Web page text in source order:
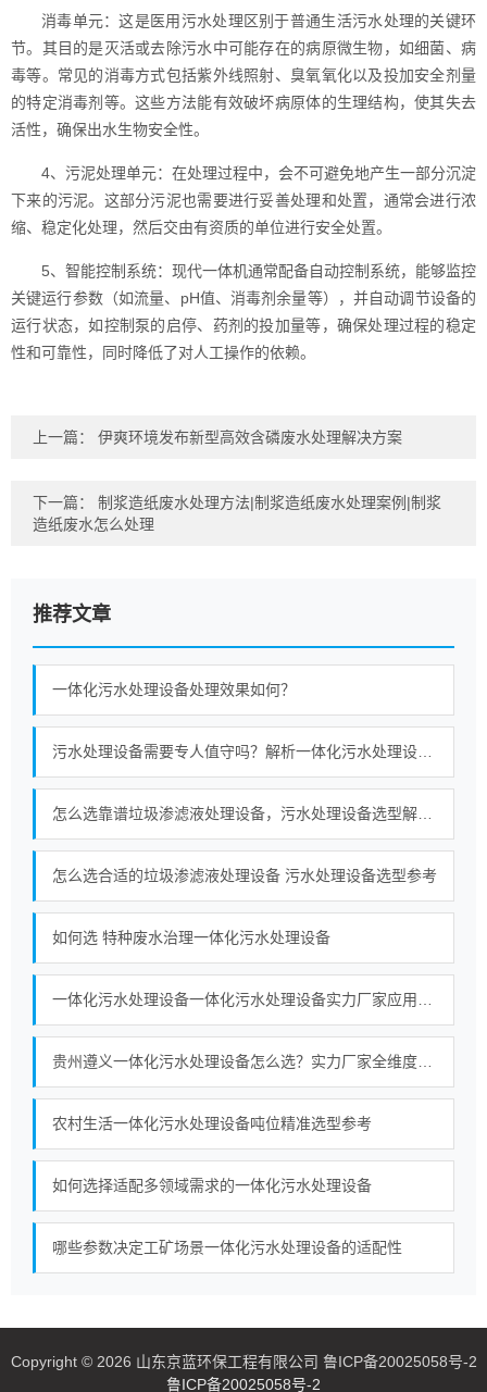
消毒单元：这是医用污水处理区别于普通生活污水处理的关键环
节。其目的是灭活或去除污水中可能存在的病原微生物，如细菌、病
毒等。常见的消毒方式包括紫外线照射、臭氧氧化以及投加安全剂量
的特定消毒剂等。这些方法能有效破坏病原体的生理结构，使其失去
活性，确保出水生物安全性。
4、污泥处理单元：在处理过程中，会不可避免地产生一部分沉淀
下来的污泥。这部分污泥也需要进行妥善处理和处置，通常会进行浓
缩、稳定化处理，然后交由有资质的单位进行安全处置。
5、智能控制系统：现代一体机通常配备自动控制系统，能够监控
关键运行参数（如流量、pH值、消毒剂余量等），并自动调节设备的
运行状态，如控制泵的启停、药剂的投加量等，确保处理过程的稳定
性和可靠性，同时降低了对人工操作的依赖。
上一篇： 伊爽环境发布新型高效含磷废水处理解决方案
下一篇： 制浆造纸废水处理方法|制浆造纸废水处理案例|制浆
造纸废水怎么处理
推荐文章
一体化污水处理设备处理效果如何？
怎么选合适的垃圾渗滤液处理设备 污水处理设备选型参考
如何选 特种废水治理一体化污水处理设备
农村生活一体化污水处理设备吨位精准选型参考
如何选择适配多领域需求的一体化污水处理设备
哪些参数决定工矿场景一体化污水处理设备的适配性
Copyright © 2026 山东京蓝环保工程有限公司 鲁ICP备20025058号-2
鲁ICP备20025058号-2